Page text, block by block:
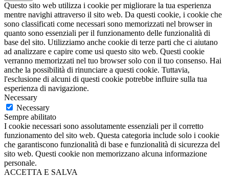
Questo sito web utilizza i cookie per migliorare la tua esperienza
mentre navighi attraverso il sito web. Da questi cookie, i cookie che
sono classificati come necessari sono memorizzati nel browser in
quanto sono essenziali per il funzionamento delle funzionalità di
base del sito. Utilizziamo anche cookie di terze parti che ci aiutano
ad analizzare e capire come usi questo sito web. Questi cookie
verranno memorizzati nel tuo browser solo con il tuo consenso. Hai
anche la possibilità di rinunciare a questi cookie. Tuttavia,
l'esclusione di alcuni di questi cookie potrebbe influire sulla tua
esperienza di navigazione.
Necessary
Necessary
Sempre abilitato
I cookie necessari sono assolutamente essenziali per il corretto
funzionamento del sito web. Questa categoria include solo i cookie
che garantiscono funzionalità di base e funzionalità di sicurezza del
sito web. Questi cookie non memorizzano alcuna informazione
personale.
ACCETTA E SALVA